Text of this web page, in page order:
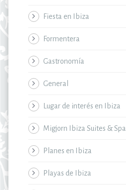
Fiesta en Ibiza
Formentera
Gastronomía
General
Lugar de interés en Ibiza
Migjorn Ibiza Suites & Spa
Planes en Ibiza
Playas de Ibiza